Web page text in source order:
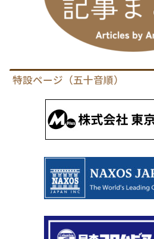
特設ページ（五十音順）